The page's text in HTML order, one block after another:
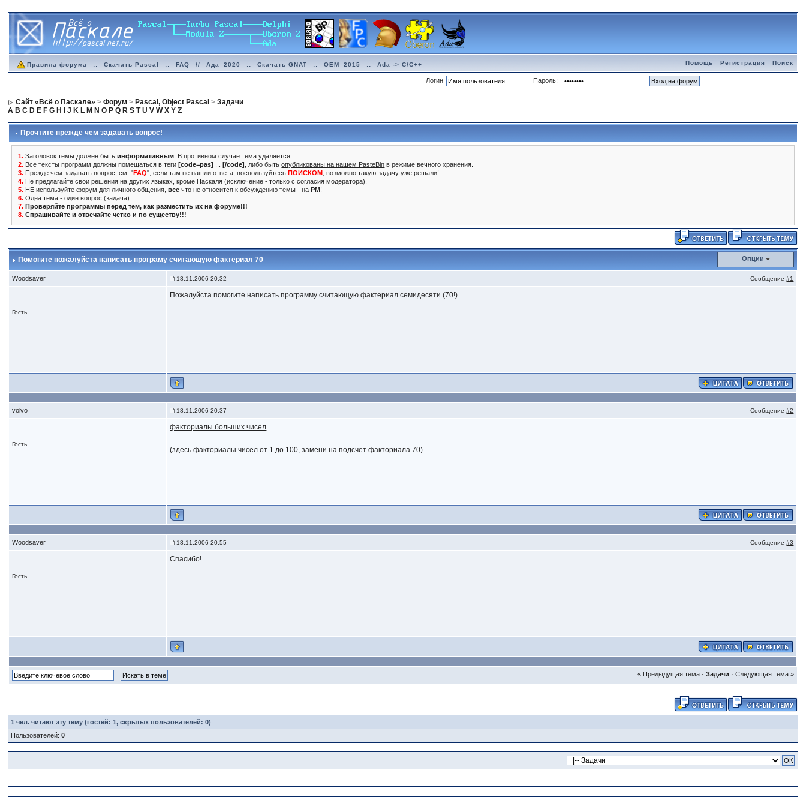
Правила форума :: Скачать Pascal :: FAQ // Ада–2020 :: Скачать GNAT :: OEM–2015 :: Ada -> C/C++ Помощь Регистрация Поиск
Логин Пароль:
Сайт «Всё о Паскале» >Форум > Pascal, Object Pascal >Задачи
A B C D E F G H J K L M N O P Q R S T U V W X Y Z
Прочтите прежде чем задавать вопрос!
1. Заголовок темы должен бытьинформативным . В противном случае тема удаляется ...
2. Все тексты программ должны помещаться в теги[code=pas] ...[/code] , либо бытьопубликованы на нашем PasteBin в режиме вечного хранения.
3. Прежде чем задавать вопрос, см. "FAQ", если там не нашли ответа, воспользуйтесьПОИСКОМ , возможно такую задачу уже решали!
4. Не предлагайте свои решения на других языках, кроме Паскаля (исключение - только с согласия модератора).
5. НЕ используйте форум для личного общения,все что не относится к обсуждению темы - наPM!
6. Одна тема - один вопрос (задача)
7. Проверяйте программы перед тем, как разместить их на форуме!!!
8. Спрашивайте и отвечайте четко и по существу!!!
Помогите пожалуйста написать програму считающую фактериал 70 Опции
Woodsaver 18.11.2006 20:32 Сообщение#1
Гость
Пожалуйста помогите написать программу считающую фактериал семидесяти (70!)
volvo 18.11.2006 20:37 Сообщение#2
Гость
факториалы больших чисел
(здесь факториалы чисел от 1 до 100, замени на подсчет факториала 70)...
Woodsaver 18.11.2006 20:55 Сообщение#3
Гость
Спасибо!
« Предыдущая тема· Задачи · Следующая тема »
1 чел. читают эту тему (гостей: 1, скрытых пользователей: 0)
Пользователей:0